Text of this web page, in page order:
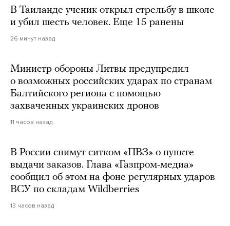
В Таиланде ученик открыл стрельбу в школе
и убил шесть человек. Еще 15 ранены
26 минут назад
Министр обороны Литвы предупредил
о возможных российских ударах по странам
Балтийского региона с помощью
захваченных украинских дронов
11 часов назад
В России снимут ситком «ПВЗ» о пункте
выдачи заказов. Глава «Газпром-медиа»
сообщил об этом на фоне регулярных ударов
ВСУ по складам Wildberries
13 часов назад